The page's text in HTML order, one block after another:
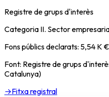
Registre de grups d'interès
Categoria II. Sector
Fons públics declarats: 5,54 K €
Font: Registre de grups
Catalunya)
→Fitxa registral